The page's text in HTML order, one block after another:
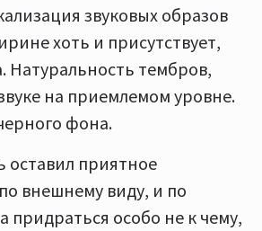
звуковых образов
хоть и присутствует,
Натуральность тембров,
на приемлемом уровне.
фона.
оставил приятное
внешнему виду, и по
придраться особо не к чему,